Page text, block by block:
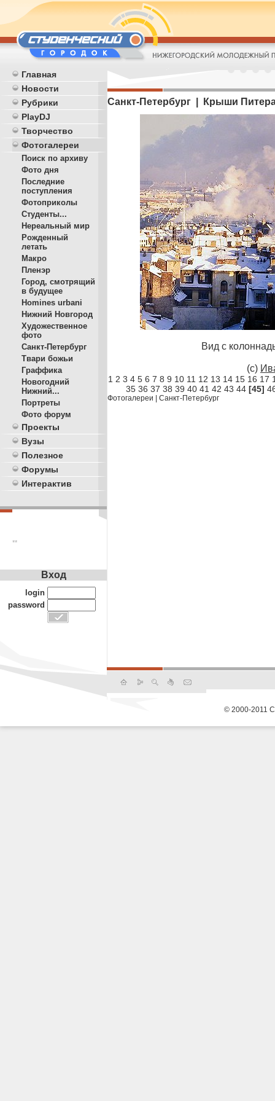
Главная
Новости
Рубрики
PlayDJ
Творчество
Фотогалереи
Поиск по архиву
Фото дня
Последние
поступления
Фотоприколы
Студенты...
Нереальный мир
Рожденный
летать
Макро
Пленэр
Город, смотрящий
в будущее
Homines urbani
Нижний Новгород
Художественное
фото
Санкт-Петербург
Твари божьи
Граффика
Новогодний
Нижний...
Портреты
Фото форум
Проекты
Вузы
Полезное
Форумы
Интерактив
**
Санкт-Петербург | Крыши
Вид с
(c)
1 2 3 4 5 6 7 8 9 10 11 12 13 14 15 16 17
35 36 37 38 39 40 41 42 43 44 [45]
Фотогалереи Санкт-Петербург
Вход
login
password
© 2000-2011